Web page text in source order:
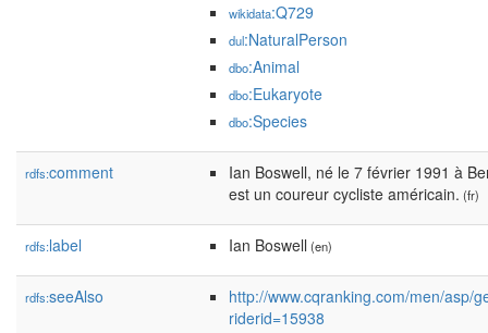
wikidata:Q729
dul:NaturalPerson
dbo:Animal
dbo:Eukaryote
dbo:Species
rdfs:comment
Ian Boswell, né le 7 février 1991 à
est un coureur cycliste américain. (fr)
rdfs:label Ian Boswell (en)
rdfs:seeAlso
http://www.cqranking.com/men/asp/
riderid=15938